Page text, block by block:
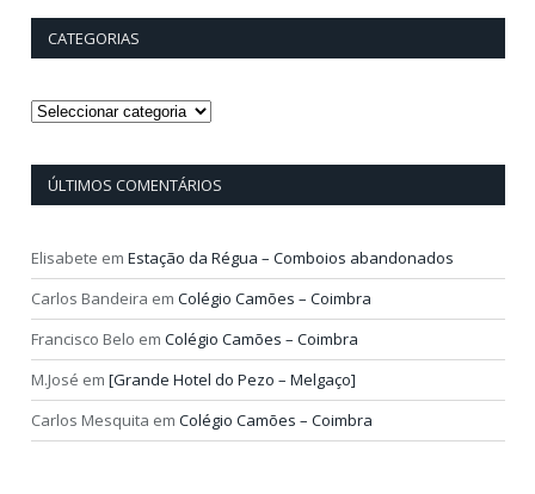
CATEGORIAS
Categorias
ÚLTIMOS COMENTÁRIOS
Elisabete em Estação da Régua – Comboios abandonados
Carlos Bandeira em Colégio Camões – Coimbra
Francisco Belo em Colégio Camões – Coimbra
M.José em [Grande Hotel do Pezo – Melgaço]
Carlos Mesquita em Colégio Camões – Coimbra